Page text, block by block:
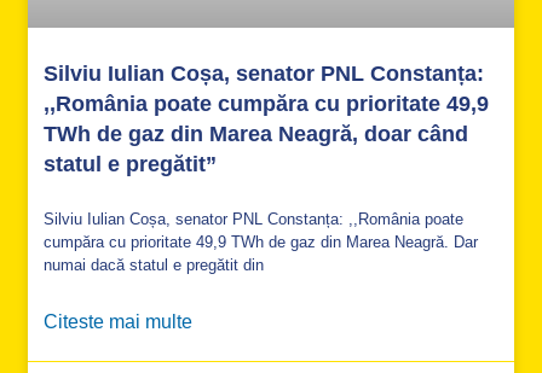
Silviu Iulian Coșa, senator PNL Constanța:
,,România poate cumpăra cu prioritate 49,9
TWh de gaz din Marea Neagră, doar când
statul e pregătit”
Silviu Iulian Coșa, senator PNL Constanța: ,,România poate
cumpăra cu prioritate 49,9 TWh de gaz din Marea Neagră. Dar
numai dacă statul e pregătit din
Citeste mai multe